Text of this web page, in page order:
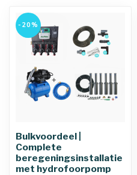
-20%
Bulkvoordeel |
Complete
beregeningsinstallatie
met hydrofoorpomp